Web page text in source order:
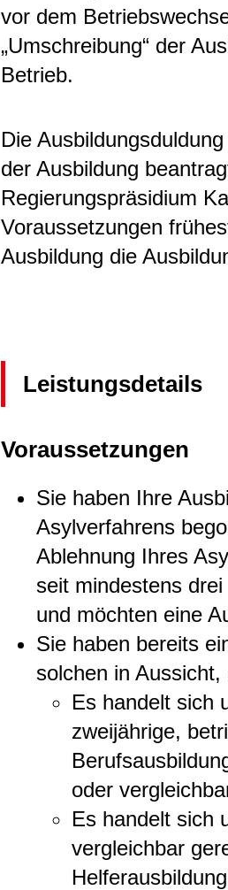
vor dem
„Umschreibung“ der
Betrieb.
Die
der Ausbildung
Regierungspräsidium
Voraussetzungen
Ausbildung die
Leistungsdetails
Voraussetzungen
Sie haben Ihre
Asylverfahrens
Ablehnung Ihres
seit mindestens
und möchten eine
Sie haben bereits
solchen in
Es handelt sich
zweijährige,
oder
Es handelt sich
vergleichbar